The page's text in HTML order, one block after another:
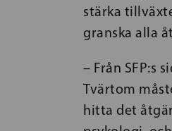
stärka
granska alla
– Från SFP:s
Tvärtom
hitta det